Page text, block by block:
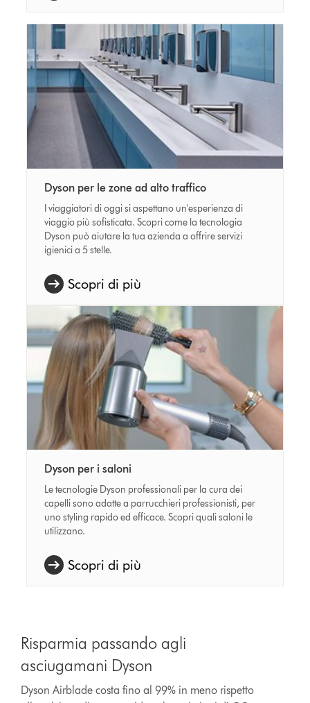
Dyson per le zone ad alto traffico
I viaggiatori di oggi si aspettano un'esperienza di
viaggio più sofisticata. Scopri come la tecnologia
Dyson può aiutare la tua azienda a offrire servizi
igienici a 5 stelle.
Scopri di più
Dyson per i saloni
Le tecnologie Dyson professionali per la cura dei
capelli sono adatte a parrucchieri professionisti, per
uno styling rapido ed efficace. Scopri quali saloni le
utilizzano.
Scopri di più
Risparmia passando agli
asciugamani Dyson
Dyson Airblade costa fino al 99% in meno rispetto